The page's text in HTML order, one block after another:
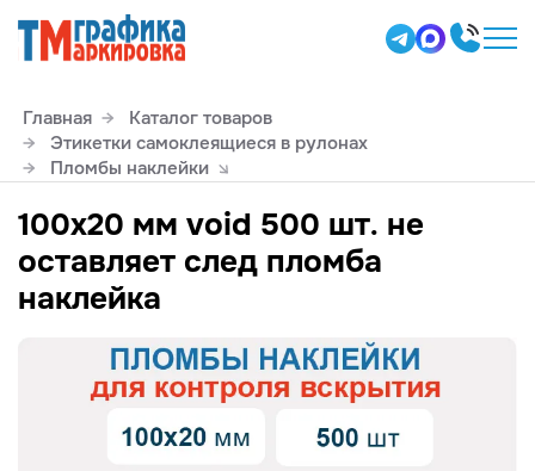
Главная
Каталог товаров
Этикетки самоклеящиеся в рулонах
Пломбы наклейки
100х20 мм void 500 шт. не
оставляет след пломба
наклейка